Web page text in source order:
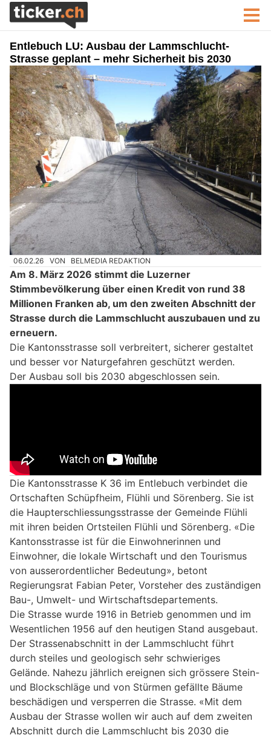
Entlebuch LU: Ausbau der Lammschlucht-
Strasse geplant – mehr Sicherheit bis 2030
06.02.26 VON BELMEDIA REDAKTION
Am 8. März 2026 stimmt die Luzerner
Stimmbevölkerung über einen Kredit von rund 38
Millionen Franken ab, um den zweiten Abschnitt der
Strasse durch die Lammschlucht auszubauen und zu
erneuern.
Die Kantonsstrasse soll verbreitert, sicherer gestaltet
und besser vor Naturgefahren geschützt werden.
Der Ausbau soll bis 2030 abgeschlossen sein.
Die Kantonsstrasse K 36 im Entlebuch verbindet die
Ortschaften Schüpfheim, Flühli und Sörenberg. Sie ist
die Haupterschliessungsstrasse der Gemeinde Flühli
mit ihren beiden Ortsteilen Flühli und Sörenberg. «Die
Kantonsstrasse ist für die Einwohnerinnen und
Einwohner, die lokale Wirtschaft und den Tourismus
von ausserordentlicher Bedeutung», betont
Regierungsrat Fabian Peter, Vorsteher des zuständigen
Bau-, Umwelt- und Wirtschaftsdepartements.
Die Strasse wurde 1916 in Betrieb genommen und im
Wesentlichen 1956 auf den heutigen Stand ausgebaut.
Der Strassenabschnitt in der Lammschlucht führt
durch steiles und geologisch sehr schwieriges
Gelände. Nahezu jährlich ereignen sich grössere Stein-
und Blockschläge und von Stürmen gefällte Bäume
beschädigen und versperren die Strasse. «Mit dem
Ausbau der Strasse wollen wir auch auf dem zweiten
Abschnitt durch die Lammschlucht bis 2030 die